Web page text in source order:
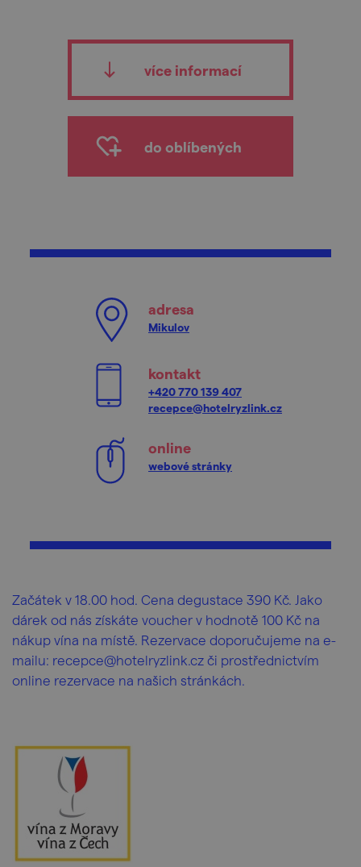
více informací
do oblíbených
adresa
Mikulov
kontakt
+420 770 139 407
recepce@hotelryzlink.cz
online
webové stránky
Začátek v 18.00 hod. Cena degustace 390 Kč. Jako
dárek od nás získáte voucher v hodnotě 100 Kč na
nákup vína na místě. Rezervace doporučujeme na e-
mailu: recepce@hotelryzlink.cz či prostřednictvím
online rezervace na našich stránkách.